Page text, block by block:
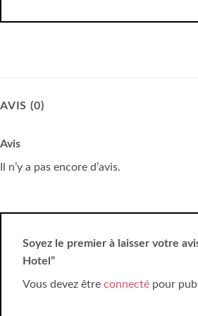
AVIS (0)
Avis
Il n’y a pas encore d’avis.
Soyez le premier à laisser votre
Hotel”
Vous devez être connecté pour